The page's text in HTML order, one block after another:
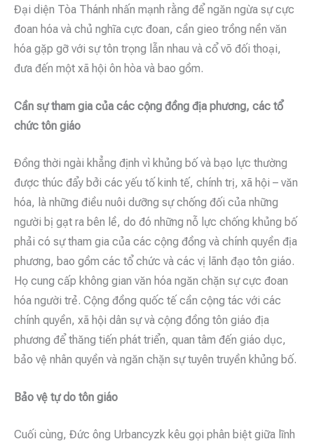
Đại diện Tòa Thánh nhấn mạnh rằng để ngăn ngừa sự cực
đoan hóa và chủ nghĩa cực đoan, cần gieo trồng nền văn
hóa gặp gỡ với sự tôn trọng lẫn nhau và cổ võ đối thoại,
đưa đến một xã hội ôn hòa và bao gồm.
Cần sự tham gia của các cộng đồng địa phương, các tổ
chức tôn giáo
Đồng thời ngài khẳng định vì khủng bố và bạo lực thường
được thúc đẩy bởi các yếu tố kinh tế, chính trị, xã hội – văn
hóa, là những điều nuôi dưỡng sự chống đối của những
người bị gạt ra bên lề, do đó những nỗ lực chống khủng bố
phải có sự tham gia của các cộng đồng và chính quyền địa
phương, bao gồm các tổ chức và các vị lãnh đạo tôn giáo.
Họ cung cấp không gian văn hóa ngăn chặn sự cực đoan
hóa người trẻ. Cộng đồng quốc tế cần cộng tác với các
chính quyền, xã hội dân sự và cộng đồng tôn giáo địa
phương để thăng tiến phát triển, quan tâm đến giáo dục,
bảo vệ nhân quyền và ngăn chặn sự tuyên truyền khủng bố.
Bảo vệ tự do tôn giáo
Cuối cùng, Đức ông Urbancyzk kêu gọi phân biệt giữa lĩnh